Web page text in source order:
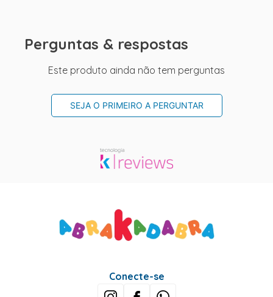
Perguntas & respostas
Este produto ainda não tem perguntas
SEJA O PRIMEIRO A PERGUNTAR
Conecte-se